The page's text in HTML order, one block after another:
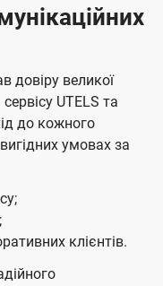
довіру великої
UTELS та
до кожного
умовах за
клієнтів.